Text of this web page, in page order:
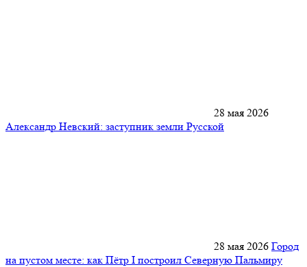
28 мая 2026
Александр Невский: заступник земли Русской
28 мая 2026 Город
на пустом месте: как Пётр I построил Северную Пальмиру